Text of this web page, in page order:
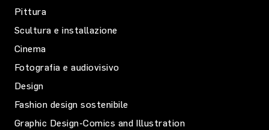
Pittura
Scultura e installazione
Cinema
Fotografia e audiovisivo
Design
Fashion design sostenibile
Graphic Design-Comics and Illustration